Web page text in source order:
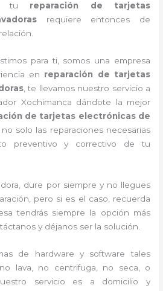
tu reparación de tarjetas
requiere entonces de
para ti, somos una empresa
en reparación de tarjetas
, te llevamos nuestro servicio a
Xochimanca dándote la mejor
de tarjetas electrónicas de
no solo las reparaciones necesarias
preventivo y correctivo de tu
dure por siempre y no llegues
pero si es el caso, recuerda
tendrás siempre la opción más
y déjanos ser la solución.
de hardware y software tales
lava, no centrifuga, no seca, o
servicio es a domicilio y